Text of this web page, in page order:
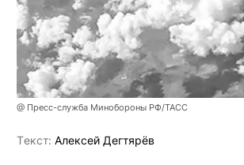
@ Пресс-служба Минобороны РФ/ТАСС
Tекст: Алексей Дегтярёв